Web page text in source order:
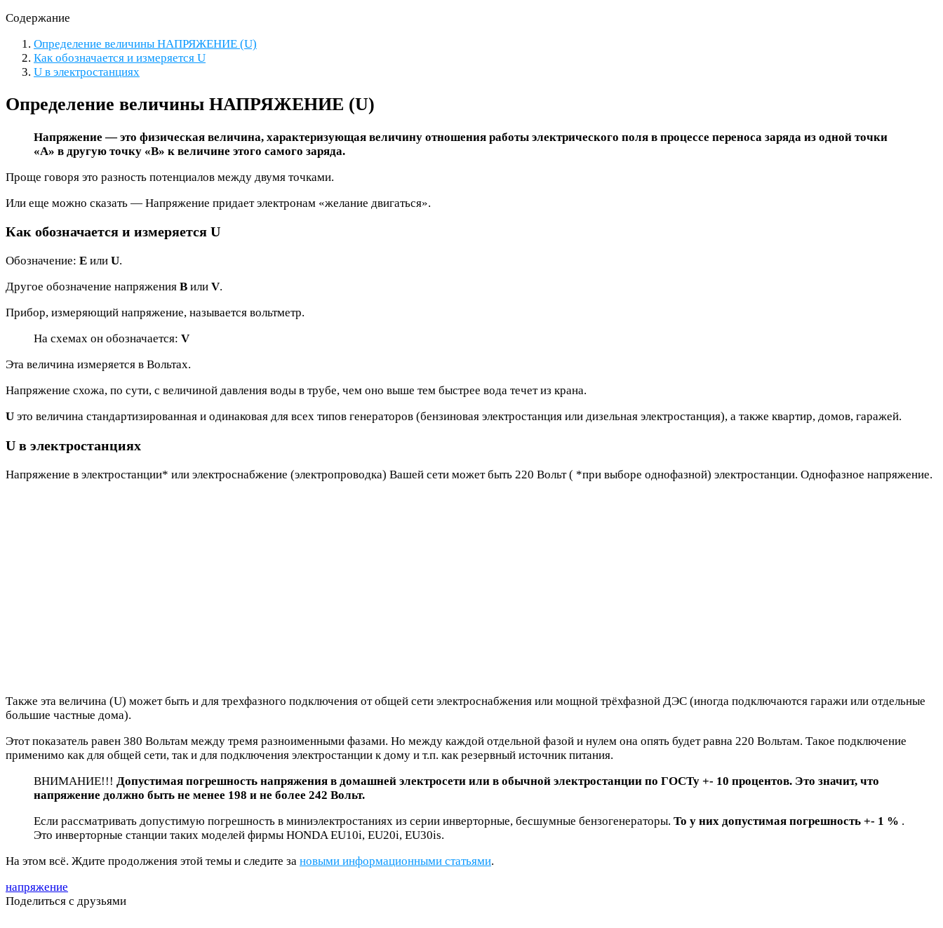
Содержание
Определение величины НАПРЯЖЕНИЕ (U)
Как обозначается и измеряется U
U в электростанциях
Определение величины НАПРЯЖЕНИЕ (U)
Напряжение — это физическая величина, характеризующая величину отношения работы электрического поля в процессе переноса заряда из одной точки
«A» в другую точку «B» к величине этого самого заряда.
Проще говоря это разность потенциалов между двумя точками.
Или еще можно сказать — Напряжение придает электронам «желание двигаться».
Как обозначается и измеряется U
Обозначение: Е или U.
Другое обозначение напряжения B или V.
Прибор, измеряющий напряжение, называется вольтметр.
На схемах он обозначается: V
Эта величина измеряется в Вольтах.
Напряжение схожа, по сути, с величиной давления воды в трубе, чем оно выше тем быстрее вода течет из крана.
U это величина стандартизированная и одинаковая для всех типов генераторов (бензиновая электростанция или дизельная электростанция), а также квартир, домов, гаражей.
U в электростанциях
Напряжение в электростанции* или электроснабжение (электропроводка) Вашей сети может быть 220 Вольт ( *при выборе однофазной) электростанции. Однофазное напряжение.
Также эта величина (U) может быть и для трехфазного подключения от общей сети электроснабжения или мощной трёхфазной ДЭС (иногда подключаются гаражи или отдельные
большие частные дома).
Этот показатель равен 380 Вольтам между тремя разноименными фазами. Hо между каждой отдельной фазой и нулем она опять будет равна 220 Вольтам. Такое подключение
применимо как для общей сети, так и для подключения электростанции к дому и т.п. как резервный источник питания.
ВНИМАНИЕ!!! Допустимая погрешность напряжения в домашней электросети или в обычной электростанции по ГОСТу +- 10 процентов. Это значит, что
напряжение должно быть не менее 198 и не более 242 Вольт.
Если рассматривать допустимую погрешность в миниэлектростаниях из серии инверторные, бесшумные бензогенераторы. То у них допустимая погрешность +- 1 % .
Это инверторные станции таких моделей фирмы HONDA EU10i, EU20i, EU30is.
На этом всё. Ждите продолжения этой темы и следите за новыми информационными статьями.
напряжение
Поделиться с друзьями